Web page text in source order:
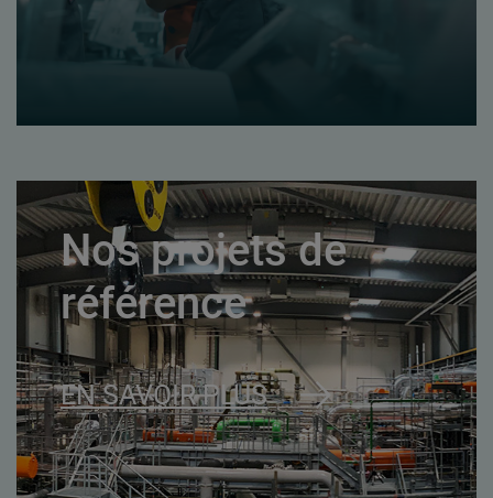
Nos projets de
référence
EN SAVOIR PLUS